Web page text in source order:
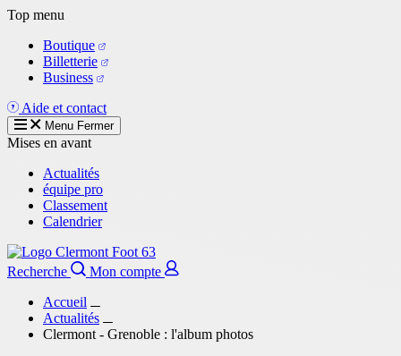
Aller
contenu
principal
Top menu
Boutique
Billetterie
Business
Aide et contact
Menu Fermer
Mises en avant
Actualités
équipe pro
Classement
Calendrier
Recherche
Mon compte
Accueil
Actualités
Clermont - Grenoble : l'album photos